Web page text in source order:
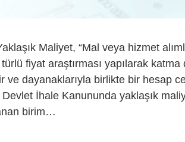
Maliyet, “Mal veya hizmet
fiyat araştırması yapılarak
ve dayanaklarıyla birlikte bir hesap
Devlet İhale Kanununda yaklaşık
birim…